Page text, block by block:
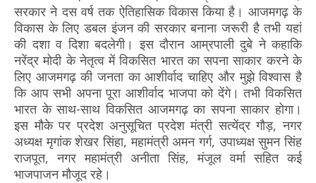
सरकार ने दस वर्ष तक ऐतिहासिक विकास किया है। आजमगढ़ के
विकास के लिए डबल इंजन की सरकार बनाना जरूरी है तभी यहां
की दशा व दिशा बदलेगी। इस दौरान आम्रपाली दुबे ने कहाकि
नरेंद्र मोदी के नेतृत्व में विकसित भारत का सपना साकार करने के
लिए आजमगढ़ की जनता का आशीर्वाद चाहिए और मुझे विश्वास है
कि आप सभी अपना पूरा आशीर्वाद भाजपा को देंगे। तभी विकसित
भारत के साथ-साथ विकसित आजमगढ़ का सपना साकार होगा।
इस मौके पर प्रदेश अनुसूचित प्रदेश मंत्री सत्येंद्र गौड़, नगर
अध्यक्ष मृगांक शेखर सिंहा, महामंत्री अमन गर्ग, उपाध्यक्ष सुमन सिंह
राजपूत, नगर महामंत्री अनीता सिंह, मंजूल वर्मा सहित कई
भाजपाजन मौजूद रहे।